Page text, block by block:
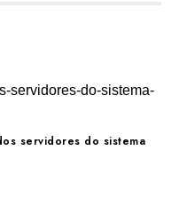
servidores do sistema